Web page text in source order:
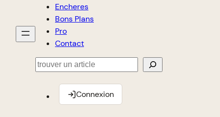
Encheres
Bons Plans
Pro
Contact
Rechercher
Connexion